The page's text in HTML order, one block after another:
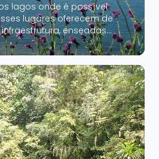
lagos onde é possível
lugares oferecem de
enseadas
montanhas, águas
por florestas. Alguns lagos
e confortáveis,
e mais calmos. Do